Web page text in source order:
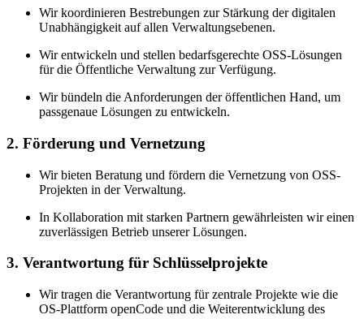
Wir koordinieren Bestrebungen zur Stärkung der digitalen
Unabhängigkeit auf allen Verwaltungsebenen.
Wir entwickeln und stellen bedarfsgerechte OSS-Lösungen
für die Öffentliche Verwaltung zur Verfügung.
Wir bündeln die Anforderungen der öffentlichen Hand, um
passgenaue Lösungen zu entwickeln.
2. Förderung und Vernetzung
Wir bieten Beratung und fördern die Vernetzung von OSS-
Projekten in der Verwaltung.
In Kollaboration mit starken Partnern gewährleisten wir einen
zuverlässigen Betrieb unserer Lösungen.
3. Verantwortung für Schlüsselprojekte
Wir tragen die Verantwortung für zentrale Projekte wie die
OS-Plattform openCode und die Weiterentwicklung des